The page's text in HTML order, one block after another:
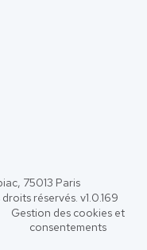
75013 Paris
réservés. v1.0.169
Gestion des cookies et
consentements